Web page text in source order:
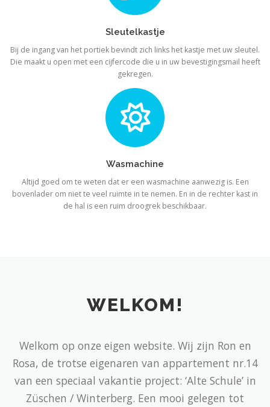
Sleutelkastje
Bij de ingang van het portiek bevindt zich links het kastje met uw sleutel.
Die maakt u open met een cijfercode die u in uw bevestigingsmail heeft
gekregen.
Wasmachine
Altijd goed om te weten dat er een wasmachine aanwezig is. Een
bovenlader om niet te veel ruimte in te nemen. En in de rechter kast in
de hal is een ruim droogrek beschikbaar.
WELKOM!
Welkom op onze eigen website. Wij zijn Ron en
Rosa, de trotse eigenaren van appartement nr.14
van een speciaal vakantie project: ‘Alte Schule’ in
Züschen / Winterberg. Een mooi gelegen tot